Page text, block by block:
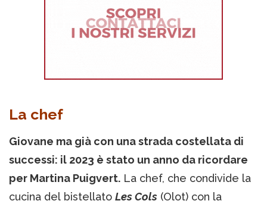
La chef
Giovane ma già con una strada costellata di
successi: il 2023 è stato un anno da ricordare
per Martina Puigvert. La chef, che condivide la
cucina del bistellato Les Cols (Olot) con la